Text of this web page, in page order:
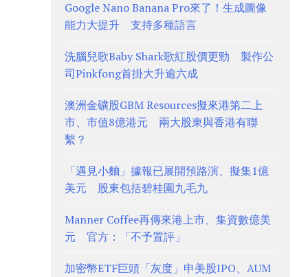
Google Nano Banana Pro來了！生成圖像
能力大提升 支持多種語言
洗腦兒歌Baby Shark歌紅股價更勁 製作公
司Pinkfong首掛大升逾六成
澳洲金礦股GBM Resources擬來港第二上
市、市值8億港元 兩大股東與香港有聯
繫？
「遇見小麵」據報已展開預路演、擬集1億
美元 股東包括碧桂園九毛九
Manner Coffee再傳來港上市、集資數億美
元 官方：「不予置評」
加密幣ETF巨頭「灰度」申美股IPO、AUM